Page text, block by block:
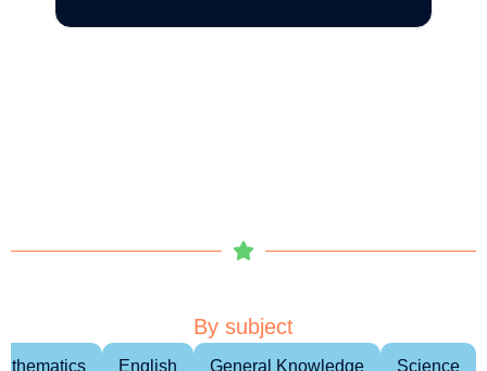
By subject
English General Knowledge Science